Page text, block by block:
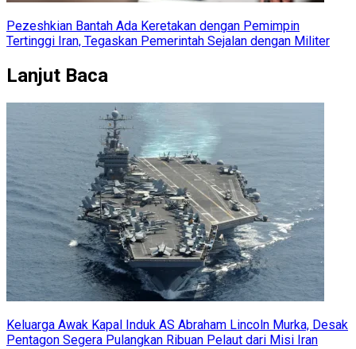
Pezeshkian Bantah Ada Keretakan dengan Pemimpin
Tertinggi Iran, Tegaskan Pemerintah Sejalan dengan Militer
Lanjut Baca
Keluarga Awak Kapal Induk AS Abraham Lincoln Murka, Desak
Pentagon Segera Pulangkan Ribuan Pelaut dari Misi Iran